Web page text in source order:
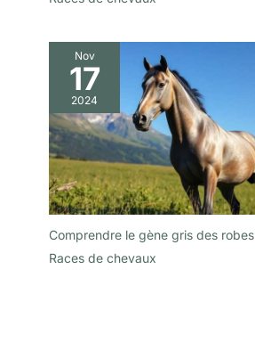
Nov
17
2024
Comprendre le gène gris des
Races de chevaux